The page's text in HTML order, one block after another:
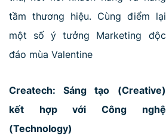
tầm thương hiệu. Cùng điểm lại
một số ý tưởng Marketing độc
đáo mùa Valentine
Createch: Sáng tạo (Creative)
kết hợp với Công nghệ
(Technology)